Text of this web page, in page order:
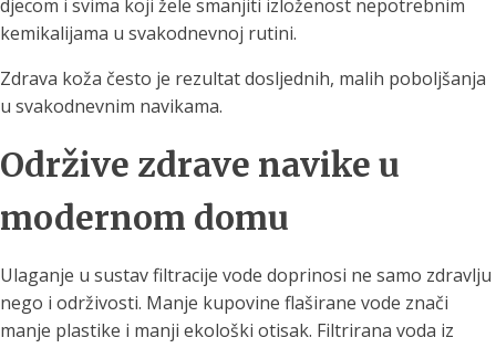
djecom i svima koji žele smanjiti izloženost nepotrebnim
kemikalijama u svakodnevnoj rutini.
Zdrava koža često je rezultat dosljednih, malih poboljšanja
u svakodnevnim navikama.
Održive zdrave navike u
modernom domu
Ulaganje u sustav filtracije vode doprinosi ne samo zdravlju
nego i održivosti. Manje kupovine flaširane vode znači
manje plastike i manji ekološki otisak. Filtrirana voda iz